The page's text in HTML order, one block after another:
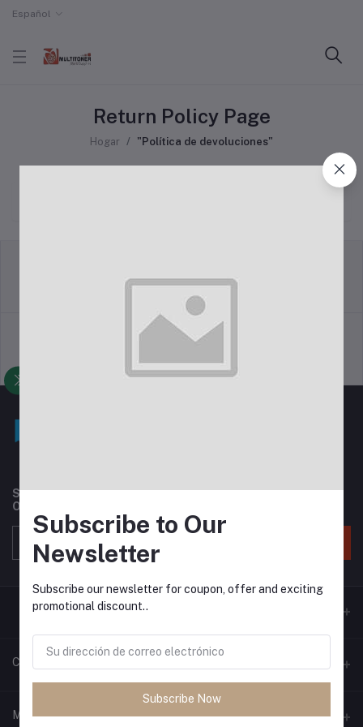
Español
Return Policy Page
Hogar "Política de devoluciones"
Política de devoluciones
Política de soporte Política de privacidad
Subscribe to our newsletter for regular updates about
Offers, Coupons & more
Contacts
Mi cuenta
Subscribe to Our
Newsletter
Subscribe our newsletter for coupon, offer and exciting
promotional discount..
Subscribe Now